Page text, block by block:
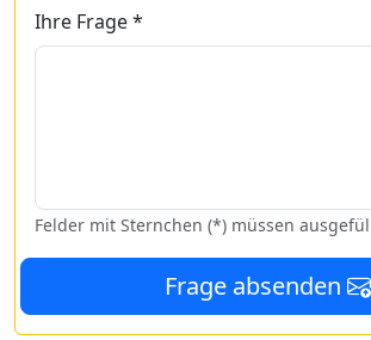
Ihre Frage *
Felder mit Sternchen (*) müssen
Frage absenden